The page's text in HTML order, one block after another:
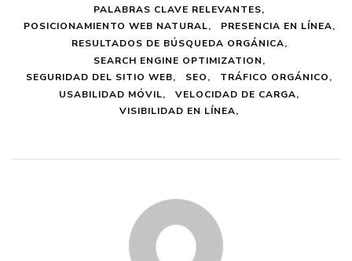
PALABRAS CLAVE RELEVANTES
POSICIONAMIENTO WEB NATURAL
PRESENCIA EN LÍNEA
RESULTADOS DE BÚSQUEDA ORGÁNICA
SEARCH ENGINE OPTIMIZATION
SEGURIDAD DEL SITIO WEB
SEO
TRÁFICO ORGÁNICO
USABILIDAD MÓVIL
VELOCIDAD DE CARGA
VISIBILIDAD EN LÍNEA